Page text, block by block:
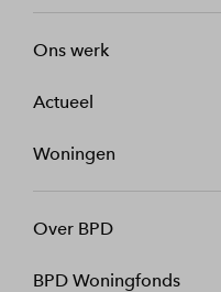
Ons werk
Actueel
Woningen
Over BPD
BPD Woningfonds